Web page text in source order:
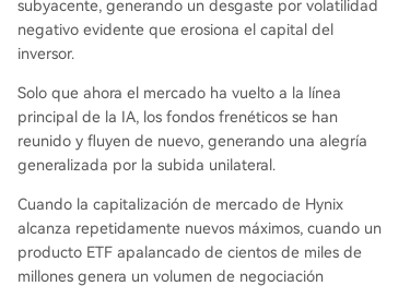
subyacente, generando un desgaste por volatilidad
negativo evidente que erosiona el capital del
inversor.
Solo que ahora el mercado ha vuelto a la línea
principal de la IA, los fondos frenéticos se han
reunido y fluyen de nuevo, generando una alegría
generalizada por la subida unilateral.
Cuando la capitalización de mercado de Hynix
alcanza repetidamente nuevos máximos, cuando un
producto ETF apalancado de cientos de miles de
millones genera un volumen de negociación